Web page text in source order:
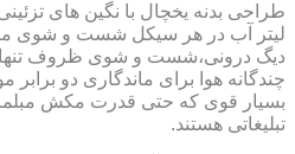
طراحی بدنه یخچال با نگین های
لیتر آب در هر سیکل شست و شوی
چندگانه هوا برای ماندگاری دو برابر
بسیار قوی که حتی قدرت مکش
تبلیغاتی هستند.